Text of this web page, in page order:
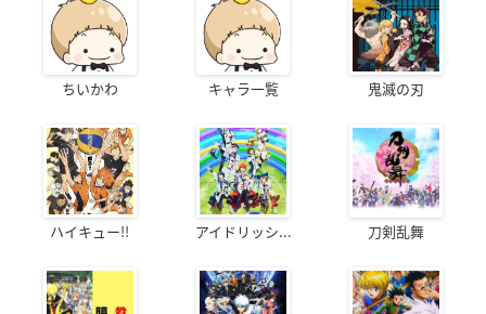
ちいかわ キャラ一覧 鬼滅の刃
ハイキュー!! アイドリッシ... 刀剣乱舞